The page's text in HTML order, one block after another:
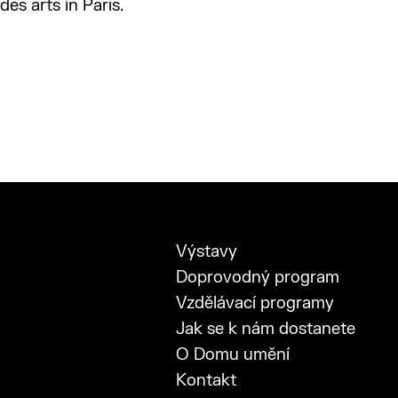
arts in Paris.
Výstavy
Doprovodný program
Vzdělávací programy
Jak se k nám dostanete
O Domu umění
Kontakt